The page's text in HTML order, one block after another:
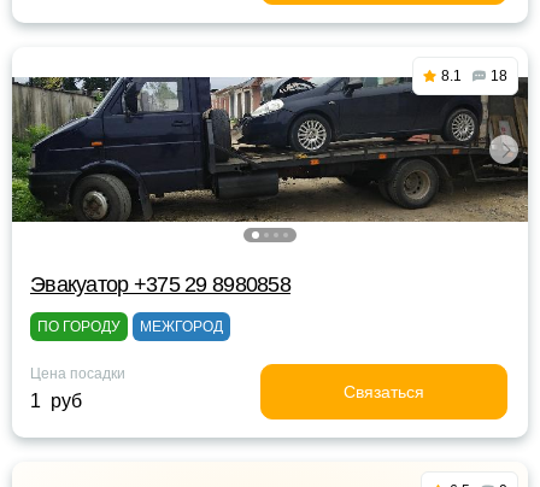
8.1 18
Эвакуатор +375 29 8980858
ПО ГОРОДУ МЕЖГОРОД
Цена посадки
1 руб Связаться